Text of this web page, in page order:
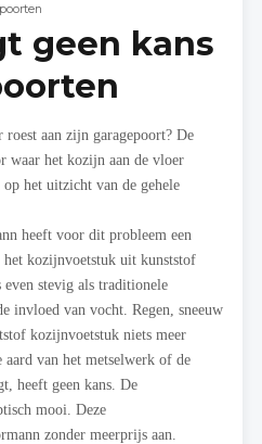
geen kans
aan zijn garagepoort? De
waar het kozijn aan de vloer
het uitzicht van de gehele
heeft voor dit probleem een
kozijnvoetstuk uit kunststof
stevig als traditionele
invloed van vocht. Regen, sneeuw
kozijnvoetstuk niets meer
van het metselwerk of de
heeft geen kans. De
mooi. Deze
zonder meerprijs aan.